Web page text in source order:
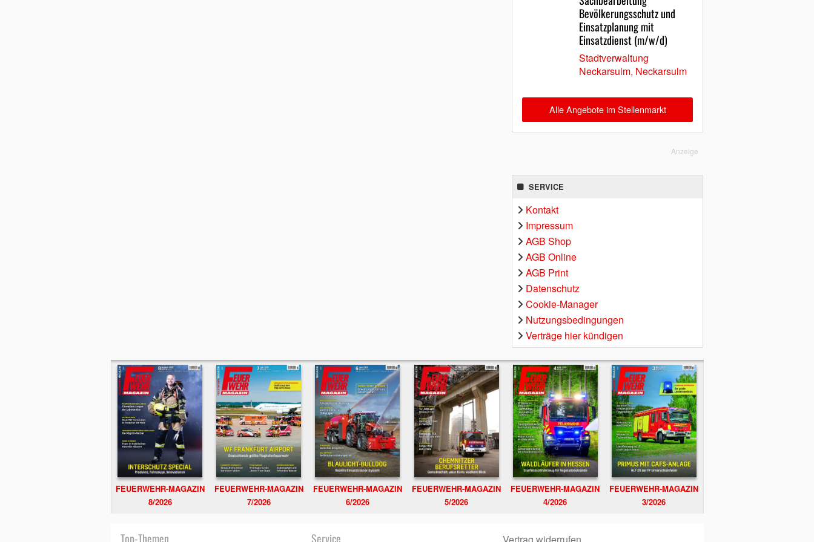
Bevölkerungsschutz und
Einsatzplanung mit
Einsatzdienst (m/w/d)
Stadtverwaltung
Neckarsulm, Neckarsulm
Alle Angebote im Stellenmarkt
Anzeige
SERVICE
Kontakt
Impressum
AGB Shop
AGB Online
AGB Print
Datenschutz
Cookie-Manager
Nutzungsbedingungen
Verträge hier kündigen
FEUERWEHR-MAGAZIN
8/2026
FEUERWEHR-MAGAZIN
7/2026
FEUERWEHR-MAGAZIN
6/2026
FEUERWEHR-MAGAZIN
5/2026
FEUERWEHR-MAGAZIN
4/2026
FEUERWEHR-MAGAZIN
3/2026
Top-Themen Service